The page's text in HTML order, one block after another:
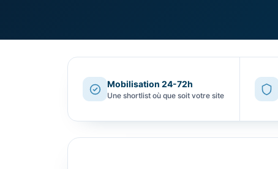
Mobilisation 24-72h
Une shortlist où que soit votre site